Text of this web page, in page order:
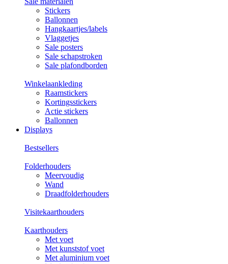
Stickers
Ballonnen
Hangkaartjes/labels
Vlaggetjes
Sale posters
Sale schapstroken
Sale plafondborden
Winkelaankleding
Raamstickers
Kortingsstickers
Actie stickers
Ballonnen
Displays
Bestsellers
Folderhouders
Meervoudig
Wand
Draadfolderhouders
Visitekaarthouders
Kaarthouders
Met voet
Met kunststof voet
Met aluminium voet